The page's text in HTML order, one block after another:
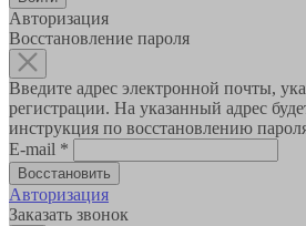
Авторизация
Восстановление пароля
Введите адрес электронной почты,
регистрации. На указанный адрес
инструкция по восстановлению
E-mail *
Авторизация
Заказать звонок